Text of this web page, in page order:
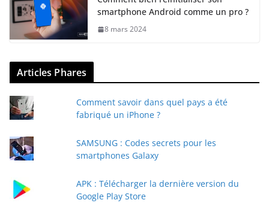
smartphone Android comme un pro ?
8 mars 2024
Articles Phares
Comment savoir dans quel pays a été
fabriqué un iPhone ?
SAMSUNG : Codes secrets pour les
smartphones Galaxy
APK : Télécharger la dernière version du
Google Play Store